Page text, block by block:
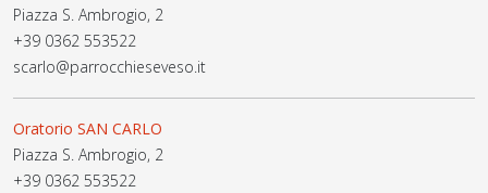
Piazza S. Ambrogio, 2
+39 0362 553522
scarlo@parrocchieseveso.it
Oratorio SAN CARLO
Piazza S. Ambrogio, 2
+39 0362 553522